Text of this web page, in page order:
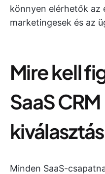
könnyen elérhetők az
marketingesek és az
Mire kell
SaaS CRM
Minden SaaS-